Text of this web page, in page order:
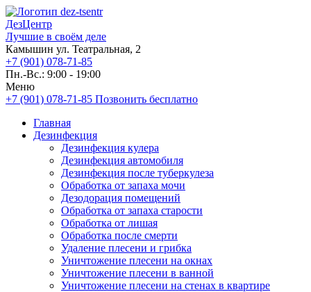
ДезЦентр
Лучшие в своём деле
Камышин ул. Театральная, 2
+7 (901) 078-71-85
Пн.-Вс.: 9:00 - 19:00
Меню
+7 (901) 078-71-85 Позвонить бесплатно
Главная
Дезинфекция
Дезинфекция кулера
Дезинфекция автомобиля
Дезинфекция после туберкулеза
Обработка от запаха мочи
Дезодорация помещений
Обработка от запаха старости
Обработка от лишая
Обработка после смерти
Удаление плесени и грибка
Уничтожение плесени на окнах
Уничтожение плесени в ванной
Уничтожение плесени на стенах в квартире